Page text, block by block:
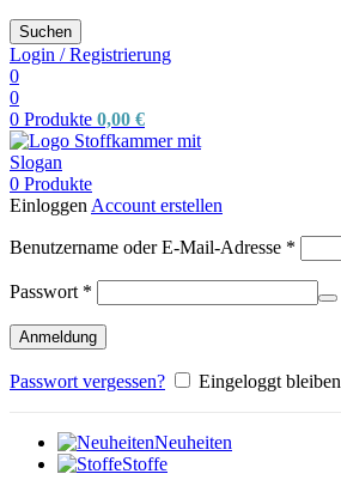
Suchen
Login / Registrierung
0
0
0 Produkte 0,00 €
0 Produkte
Einloggen Account erstellen
Benutzername oder E-Mail-Adresse *
Passwort *
Anmeldung
Passwort vergessen? Eingeloggt bleiben
Neuheiten
Stoffe